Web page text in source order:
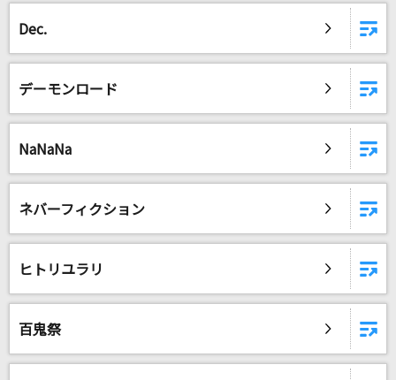
カラオケをもっと楽しもう！
Dec.
デーモンロード
NaNaNa
ネバーフィクション
ヒトリユラリ
百鬼祭